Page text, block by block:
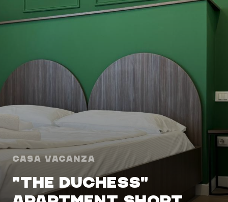
Casa Vacanza
"THE DUCHESS"